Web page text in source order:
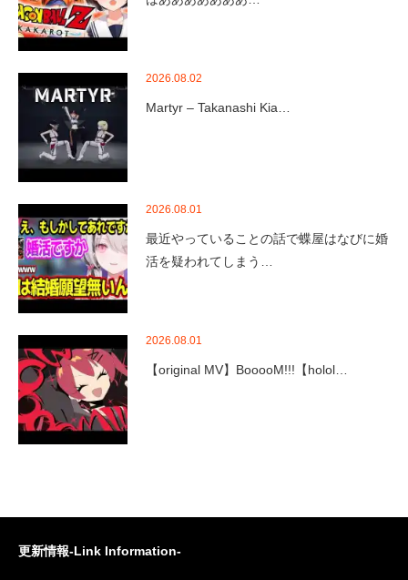
2026.08.02
Martyr – Takanashi Kia…
2026.08.01
最近やっていることの話で蝶屋はなびに婚
活を疑われてしまう…
2026.08.01
【original MV】BooooM!!!【holol…
更新情報-Link Information-